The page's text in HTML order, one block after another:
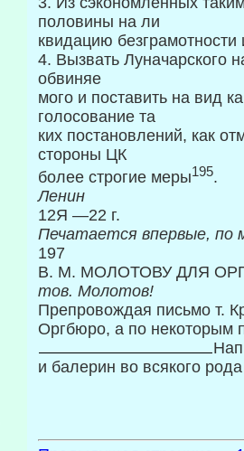
половины на ли­
квидацию безграмотности
4. Вызвать Луначарского
обвиняе­
мого и поставить на вид
голосование та­
ких постановлений, как
стороны ЦК
более строгие меры195.
Ленин
12Я —22 г.
Печатается впервые, по
197
В. М. МОЛОТОВУ ДЛЯ
тов. Молотов!
Препровождая письмо т.
Оргбюро, а по некоторым
и балерин во всякого